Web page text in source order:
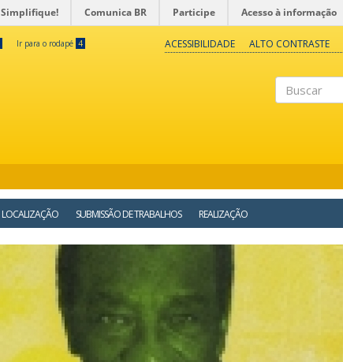
Simplifique! Comunica BR Participe Acesso à informação
Ir para o rodapé 4 ACESSIBILIDADE ALTO CONTRASTE
LOCALIZAÇÃO SUBMISSÃO DE TRABALHOS REALIZAÇÃO